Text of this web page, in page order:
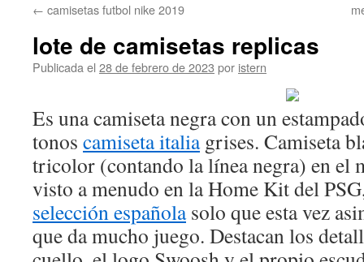
contenido
← camisetas futbol nike 2019
lote de camisetas replicas
Publicada el 28 de febrero de 2023 por istern
Es una camiseta negra con un
tonos camiseta italiagrises. Camiseta
tricolor (contando la línea negra) en el
visto a menudo en la Home Kit del
selección españolasolo que esta vez
que da mucho juego. Destacan los